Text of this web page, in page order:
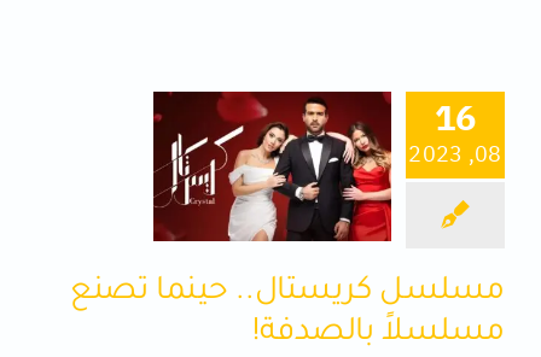
كتب
تقنية
متفرقات
16
08, 2023
مسلسل كريستال.. حينما تصنع
مسلسلاً بالصدفة!